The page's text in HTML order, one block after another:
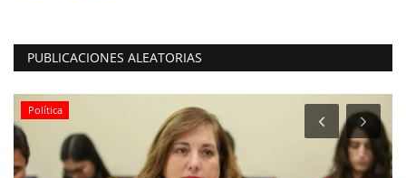
PUBLICACIONES ALEATORIAS
Política